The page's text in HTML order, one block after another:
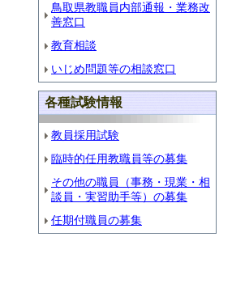
鳥取県教職員内部通報・業務改
善窓口
教育相談
いじめ問題等の相談窓口
各種試験情報
教員採用試験
臨時的任用教職員等の募集
その他の職員（事務・現業・相
談員・実習助手等）の募集
任期付職員の募集